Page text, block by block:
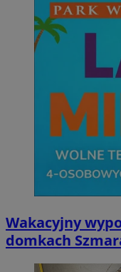
Wakacyjny
domkach